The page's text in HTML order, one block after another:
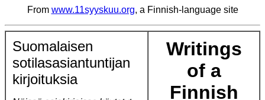
From www.11syyskuu.org, a Finnish-language site
Suomalaisen
sotilasasiantuntijan
kirjoituksia
Writings
of a
Finnish